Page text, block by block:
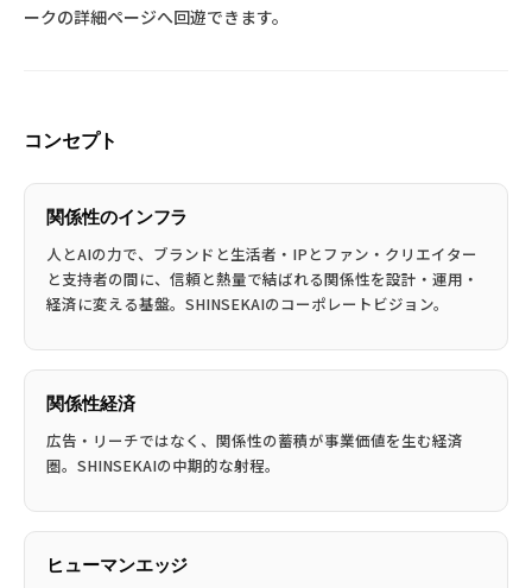
ークの詳細ページへ回遊できます。
コンセプト
関係性のインフラ
人とAIの力で、ブランドと生活者・IPとファン・クリエイター
と支持者の間に、信頼と熱量で結ばれる関係性を設計・運用・
経済に変える基盤。SHINSEKAIのコーポレートビジョン。
関係性経済
広告・リーチではなく、関係性の蓄積が事業価値を生む経済
圏。SHINSEKAIの中期的な射程。
ヒューマンエッジ